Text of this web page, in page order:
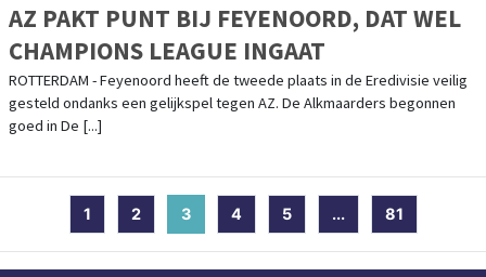
AZ PAKT PUNT BIJ FEYENOORD, DAT WEL
CHAMPIONS LEAGUE INGAAT
ROTTERDAM - Feyenoord heeft de tweede plaats in de Eredivisie veilig
gesteld ondanks een gelijkspel tegen AZ. De Alkmaarders begonnen
goed in De [...]
1 2 3(current)
4 5 ... 81